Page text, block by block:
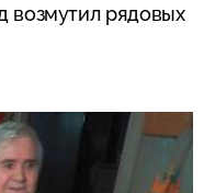
возмутил рядовых